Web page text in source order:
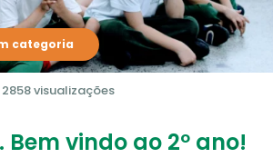
categoria
2858 visualizações
vindo ao 2º ano!